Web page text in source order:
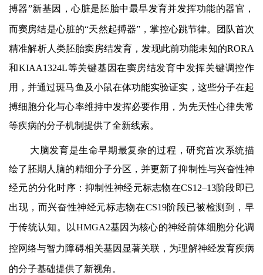
搏器”新基因 ，心脏是胚胎中最早发育并发挥功能的器官，
而窦房结是心脏的“天然起搏器” ，掌控心跳节律。团队首次
精准解析人类胚胎窦房结发育，发现此前功能未知的RORA
和KIAA1324L等关键基因在窦房结发育中发挥关键调控作
用，并通过斑马鱼及小鼠在体功能实验证实， 这些分子在起
搏细胞分化与心率维持中发挥必要作用，为先天性心律失常
等疾病的分子机制提供了全新线索。
大脑发育是生命早期最复杂的过程，研究首次系统描
绘了胚期人脑的精细分子分区，并更新了抑制性与兴奋性神
经元的分化时序：抑制性神经元标志物在CS12–13阶段即已
出现，而兴奋性神经元标志物在CS19阶段已被检测到，早
于传统认知。
以HMGA2基因为核心的神经前体细胞分化调
控网络与智力障碍相关基因显著关联， 为理解神经发育疾病
的分子基础提供了新视角。